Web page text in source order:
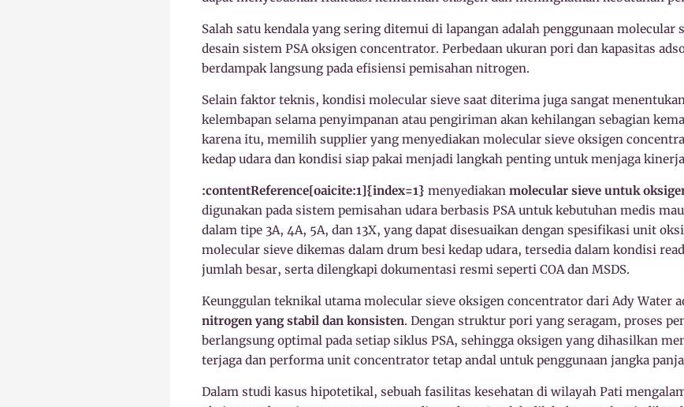
Salah satu kendala yang sering ditemui di lapangan adalah penggunaan molecular
desain sistem PSA oksigen concentrator. Perbedaan ukuran pori dan kapasitas
berdampak langsung pada efisiensi pemisahan nitrogen.
Selain faktor teknis, kondisi molecular sieve saat diterima juga sangat
kelembapan selama penyimpanan atau pengiriman akan kehilangan sebagian
karena itu, memilih supplier yang menyediakan molecular sieve oksigen
kedap udara dan kondisi siap pakai menjadi langkah penting untuk menjaga
:contentReference[oaicite:1]{index=1} menyediakan molecular sieve untuk
digunakan pada sistem pemisahan udara berbasis PSA untuk kebutuhan medis
dalam tipe 3A, 4A, 5A, dan 13X, yang dapat disesuaikan dengan spesifikasi unit
molecular sieve dikemas dalam drum besi kedap udara, tersedia dalam kondisi
jumlah besar, serta dilengkapi dokumentasi resmi seperti COA dan MSDS.
Keunggulan teknikal utama molecular sieve oksigen concentrator dari Ady Water
nitrogen yang stabil dan konsisten. Dengan struktur pori yang seragam, proses
berlangsung optimal pada setiap siklus PSA, sehingga oksigen yang dihasilkan
terjaga dan performa unit concentrator tetap andal untuk penggunaan jangka
Dalam studi kasus hipotetikal, sebuah fasilitas kesehatan di wilayah Pati